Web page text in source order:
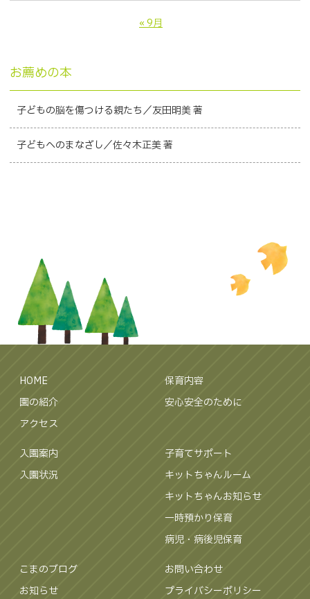
« 9月
お薦めの本
子どもの脳を傷つける親たち／友田明美 著
子どもへのまなざし／佐々木正美 著
HOME
園の紹介
アクセス
保育内容
安心安全のために
入園案内
入園状況
子育てサポート
キットちゃんルーム
キットちゃんお知らせ
一時預かり保育
病児・病後児保育
こまのブログ
お知らせ
お問い合わせ
プライバシーポリシー